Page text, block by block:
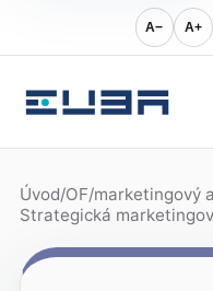
A− A+
Úvod/OF/marketingový
Strategická